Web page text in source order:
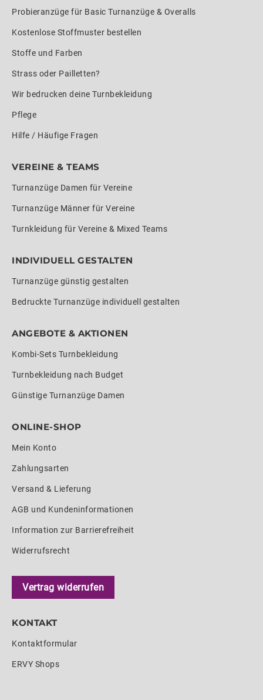
Probieranzüge für Basic Turnanzüge & Overalls
Kostenlose Stoffmuster bestellen
Stoffe und Farben
Strass oder Pailletten?
Wir bedrucken deine Turnbekleidung
Pflege
Hilfe / Häufige Fragen
VEREINE & TEAMS
Turnanzüge Damen für Vereine
Turnanzüge Männer für Vereine
Turnkleidung für Vereine & Mixed Teams
INDIVIDUELL GESTALTEN
Turnanzüge günstig gestalten
Bedruckte Turnanzüge individuell gestalten
ANGEBOTE & AKTIONEN
Kombi-Sets Turnbekleidung
Turnbekleidung nach Budget
Günstige Turnanzüge Damen
ONLINE-SHOP
Mein Konto
Zahlungsarten
Versand & Lieferung
AGB und Kundeninformationen
Information zur Barrierefreiheit
Widerrufsrecht
Vertrag widerrufen
KONTAKT
Kontaktformular
ERVY Shops